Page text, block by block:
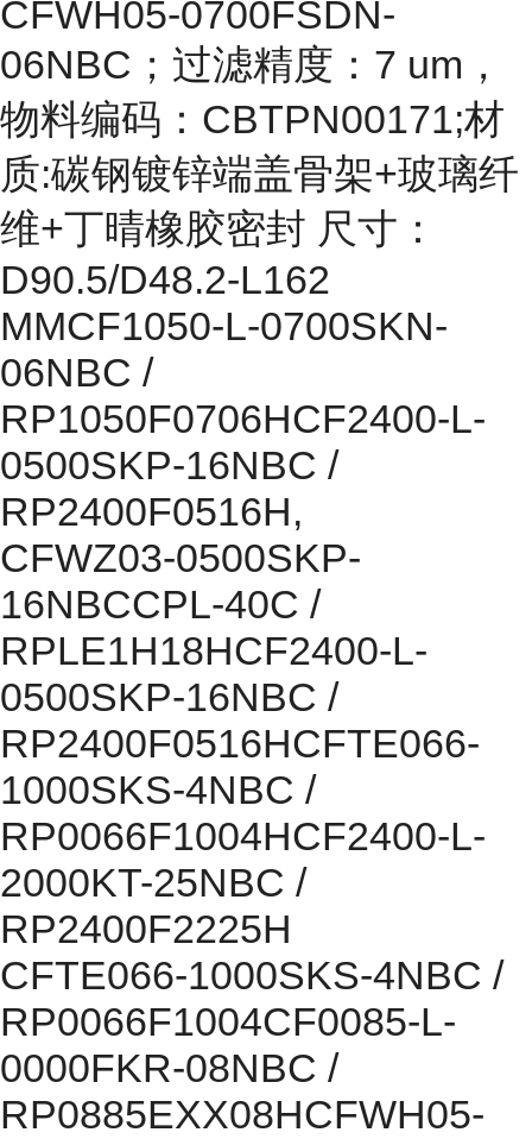
CFWH05-0700FSDN-
06NBC；过滤精度：7 um，
物料编码：CBTPN00171;材
质:碳钢镀锌端盖骨架+玻璃纤
维+丁晴橡胶密封 尺寸：
D90.5/D48.2-L162
MMCF1050-L-0700SKN-
06NBC /
RP1050F0706HCF2400-L-
0500SKP-16NBC /
RP2400F0516H,
CFWZ03-0500SKP-
16NBCCPL-40C /
RPLE1H18HCF2400-L-
0500SKP-16NBC /
RP2400F0516HCFTE066-
1000SKS-4NBC /
RP0066F1004HCF2400-L-
2000KT-25NBC /
RP2400F2225H
CFTE066-1000SKS-4NBC /
RP0066F1004CF0085-L-
0000FKR-08NBC /
RP0885EXX08HCFWH05-